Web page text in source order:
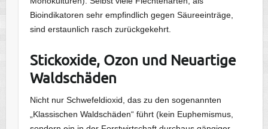
Bioindikatoren sehr empfindlich gegen Säureeinträge,
sind erstaunlich rasch zurückgekehrt.
Stickoxide, Ozon und Neuartige
Waldschäden
Nicht nur Schwefeldioxid, das zu den sogenannten
„Klassischen Waldschäden“ führt (kein Euphemismus,